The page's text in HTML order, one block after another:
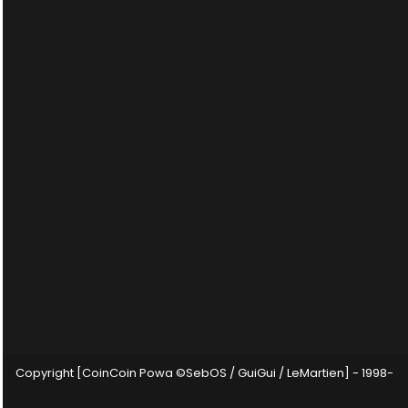
Copyright [CoinCoin Powa ©SebOS / GuiGui / LeMartien] - 1998-